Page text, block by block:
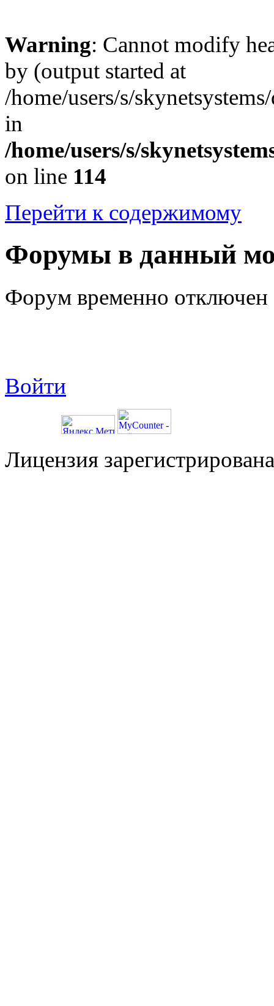
Warning: Cannot modify
by (output started at
/home/users/s/
in
/home/users/s/
on line 114
Перейти к содержимому
Форумы в данный
Форум временно отключен
Войти
Лицензия